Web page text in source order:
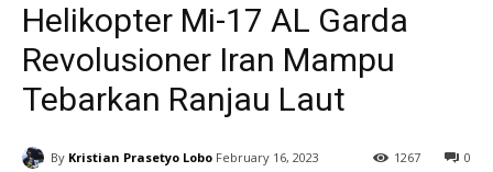
Helikopter Mi-17 AL Garda
Revolusioner Iran Mampu
Tebarkan Ranjau Laut
By Kristian Prasetyo Lobo February 16, 2023 0
1267